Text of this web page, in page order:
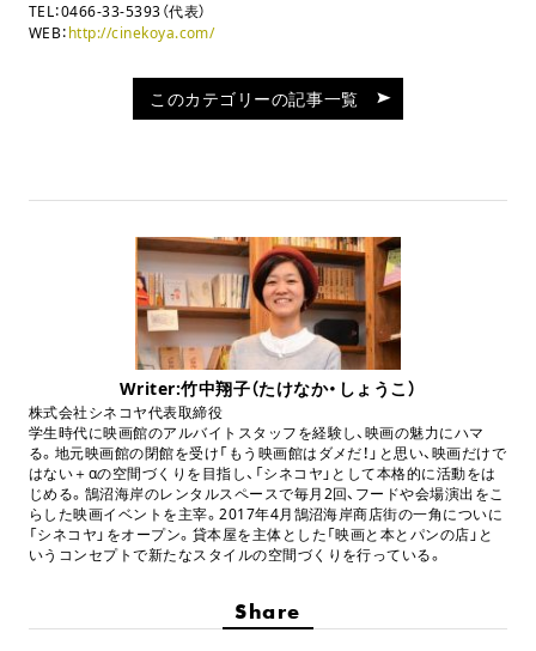
TEL：0466-33-5393（代表）
WEB：http://cinekoya.com/
このカテゴリーの記事一覧
Writer:竹中翔子（たけなか・しょうこ）
株式会社シネコヤ代表取締役
学生時代に映画館のアルバイトスタッフを経験し、映画の魅力にハマ
る。地元映画館の閉館を受け「もう映画館はダメだ！」と思い、映画だけで
はない＋αの空間づくりを目指し、「シネコヤ」として本格的に活動をは
じめる。鵠沼海岸のレンタルスペースで毎月2回、フードや会場演出をこ
らした映画イベントを主宰。2017年4月鵠沼海岸商店街の一角についに
「シネコヤ」をオープン。貸本屋を主体とした「映画と本とパンの店」と
いうコンセプトで新たなスタイルの空間づくりを行っている。
Share